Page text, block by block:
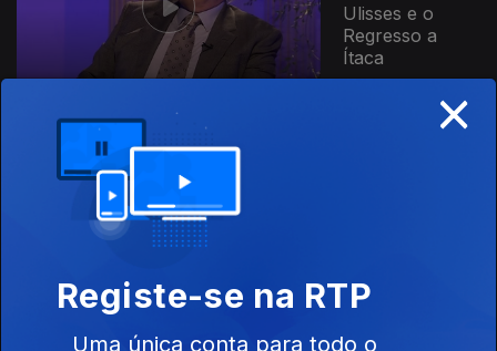
Ulisses e o
Regresso a
Ítaca
×
Registe-se na RTP
Uma única conta para todo o